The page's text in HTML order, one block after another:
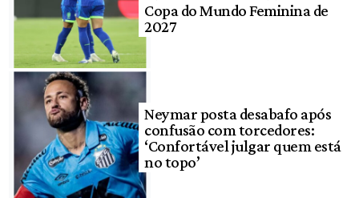
Copa do Mundo Feminina de
2027
Neymar posta desabafo após
confusão com torcedores:
‘Confortável julgar quem está
no topo’